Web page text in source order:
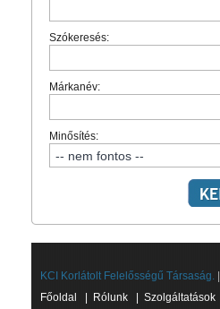
Szókeresés:
Márkanév:
Minősítés:
KCI Korlátolt Felelősségű Társaság.
Főoldal
Rólunk Szolgáltatások